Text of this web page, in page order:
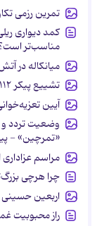
تمرین رزمی
کمد دیواری
مناسب‌تر
میانکاله در
تشییع پیکر ۱۱۲ شهید در غزه پس از ۳ سال زیر آوار ماندن
آیین
وضعیت تردد و
«تمرچین» -
مراسم
چرا هرچی
اربعین حسینی
راز محبوبیت